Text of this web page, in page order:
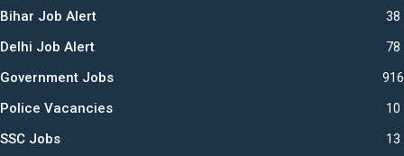
Bihar Job Alert 38
Delhi Job Alert 78
Government Jobs 916
Police Vacancies 10
SSC Jobs 13